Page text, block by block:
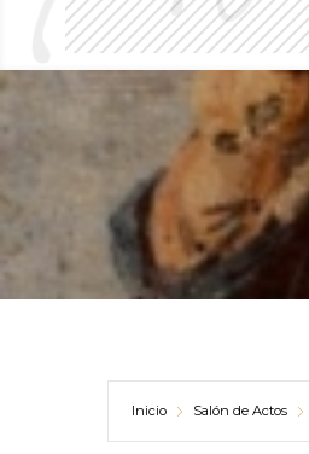
Inicio Salón de Actos